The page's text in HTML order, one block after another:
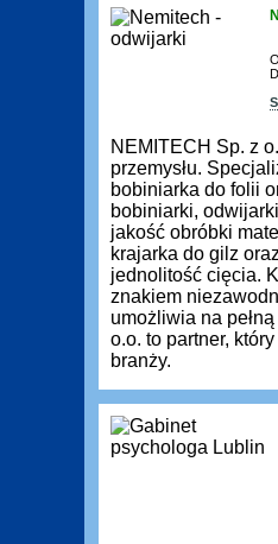
NEMITECH Sp. z
przemysłu.
bobiniarka do folii
bobiniarki,
jakość obróbki
krajarka do gilz
jednolitość cięcia.
znakiem
umożliwia na
o.o. to partner,
branży.